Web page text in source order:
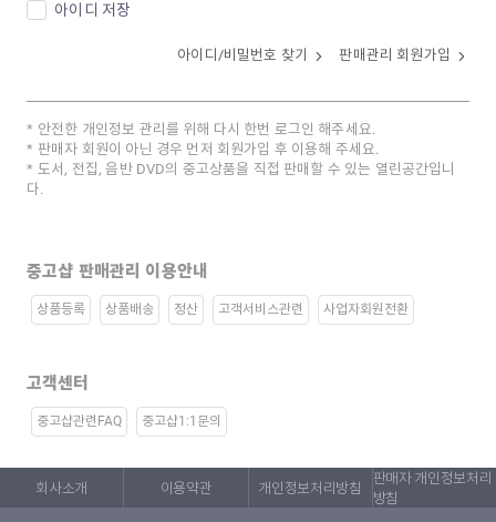
아이디 저장
아이디/비밀번호 찾기 판매관리 회원가입
안전한 개인정보 관리를 위해 다시 한번 로그인 해주세요.
판매자 회원이 아닌 경우 먼저 회원가입 후 이용해 주세요.
도서, 전집, 음반 DVD의 중고상품을 직접 판매할 수 있는 열린공간입니
다.
중고샵 판매관리 이용안내
상품등록 상품배송 정산 고객서비스관련 사업자회원전환
고객센터
중고샵관련FAQ 중고샵1:1문의
회사소개 이용약관 개인정보처리방침
판매자 개인정보처리
방침